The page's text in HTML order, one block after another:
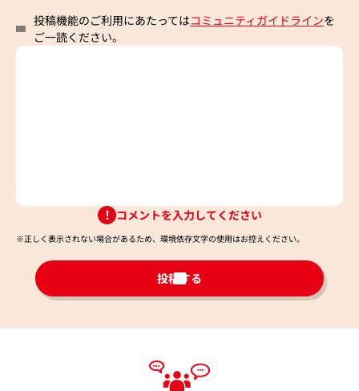
投稿機能のご利用にあたってはコミュニティガイドラインを
ご一読ください。
コメントを入力してください
※正しく表示されない場合があるため、環境依存文字の使用はお控えください。​
投稿する